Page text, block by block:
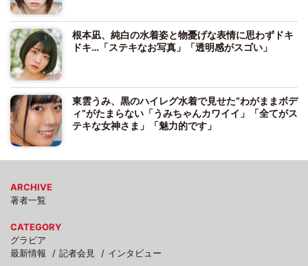
根本凪、純白の水着姿と物憂げな表情に思わずドキ
ドキ…「ステキなお写真」「透明感がスゴい」
東雲うみ、黒のハイレグ水着で見せた“わがままボデ
ィ”がたまらない「うみちゃんカワイイ」「全てがス
テキな女神さま」「魅力的です」
ARCHIVE
著者一覧
CATEGORY
グラビア
最新情報
記者会見 インタビュー